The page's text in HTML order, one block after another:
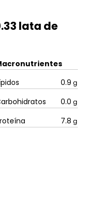
lata de
0.9 g
0.0 g
7.8 g